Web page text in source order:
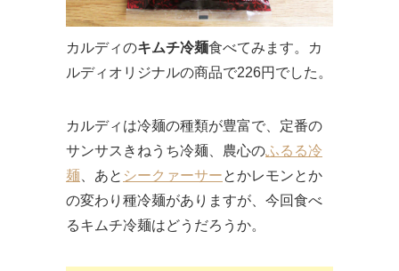
カルディのキムチ冷麺食べてみます。カ
ルディオリジナルの商品で226円でした。
カルディは冷麺の種類が豊富で、定番の
サンサスきねうち冷麺、農心のふるる冷
麺 、あと シークァーサーとかレモンとか
の変わり種冷麺がありますが、今回食べ
るキムチ冷麺はどうだろうか。